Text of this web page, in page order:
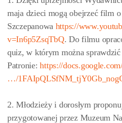
maja dzieci mogą obejrzeć film o
Szczepanowa https://
v=In6p5ZsqTbQ. Do filmu
quiz, w którym można
Patronie:https://
…/
2. Młodzieży i dorosłym
przygotowanej przez Muzeum